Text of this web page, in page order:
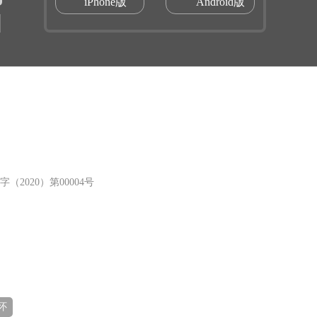
（2020）第00004号